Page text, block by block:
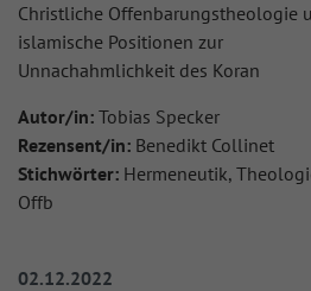
Christliche Offenbarungstheologie
islamische Positionen zur
Unnachahmlichkeit des Koran
Autor/in: Tobias Specker
Rezensent/in: Benedikt Collinet
Stichwörter: Hermeneutik,
Offb
02.12.2022